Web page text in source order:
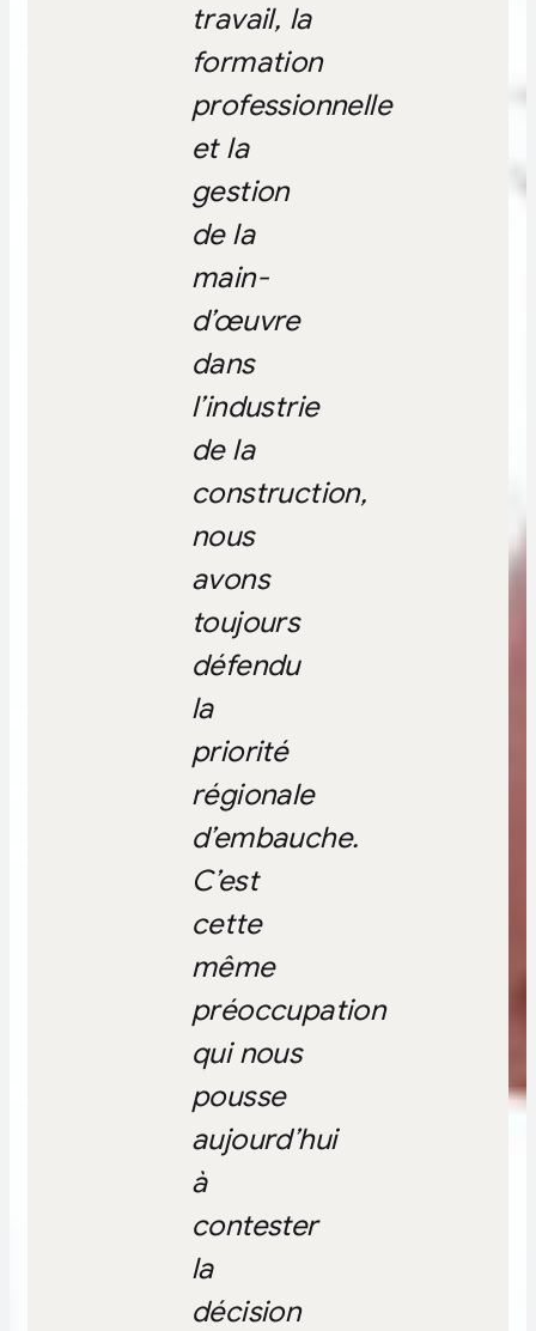
travail, la
formation
professionnelle
et la
gestion
de la
main-
d’œuvre
dans
l’industrie
de la
construction,
nous
avons
toujours
défendu
la
priorité
régionale
d’embauche.
C’est
cette
même
préoccupation
qui nous
pousse
aujourd’hui
à
contester
la
décision